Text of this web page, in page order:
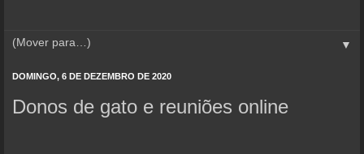
▼
DOMINGO, 6 DE DEZEMBRO DE 2020
Donos de gato e reuniões online